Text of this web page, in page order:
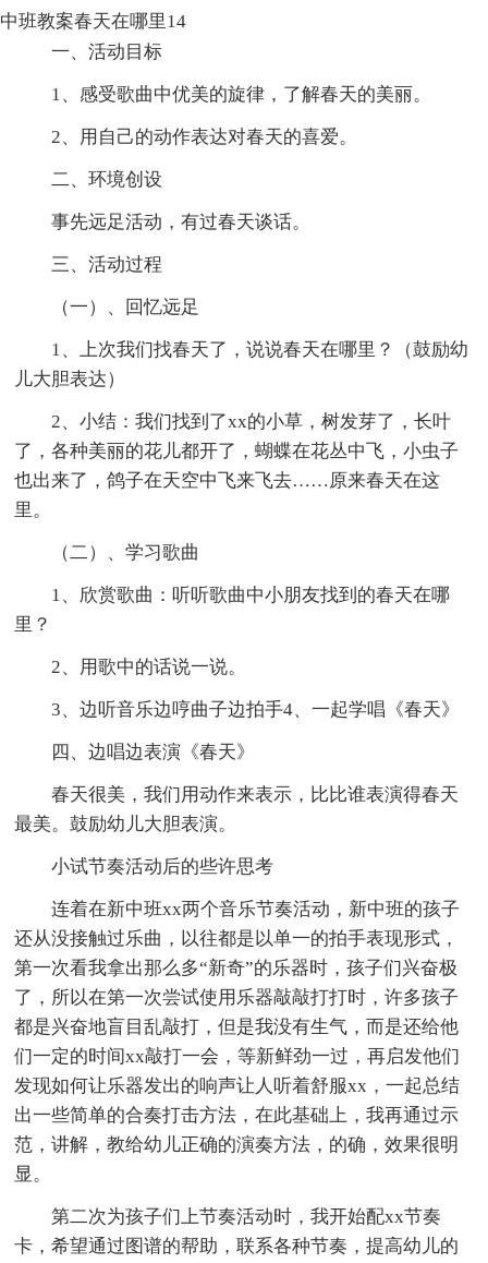
中班教案春天在哪里14
一、活动目标
1、感受歌曲中优美的旋律，了解春天的美丽。
2、用自己的动作表达对春天的喜爱。
二、环境创设
事先远足活动，有过春天谈话。
三、活动过程
（一）、回忆远足
1、上次我们找春天了，说说春天在哪里？（鼓励幼
儿大胆表达）
2、小结：我们找到了xx的小草，树发芽了，长叶
了，各种美丽的花儿都开了，蝴蝶在花丛中飞，小虫子
也出来了，鸽子在天空中飞来飞去……原来春天在这
里。
（二）、学习歌曲
1、欣赏歌曲：听听歌曲中小朋友找到的春天在哪
里？
2、用歌中的话说一说。
3、边听音乐边哼曲子边拍手4、一起学唱《春天》
四、边唱边表演《春天》
春天很美，我们用动作来表示，比比谁表演得春天
最美。鼓励幼儿大胆表演。
小试节奏活动后的些许思考
连着在新中班xx两个音乐节奏活动，新中班的孩子
还从没接触过乐曲，以往都是以单一的拍手表现形式，
第一次看我拿出那么多“新奇”的乐器时，孩子们兴奋极
了，所以在第一次尝试使用乐器敲敲打打时，许多孩子
都是兴奋地盲目乱敲打，但是我没有生气，而是还给他
们一定的时间xx敲打一会，等新鲜劲一过，再启发他们
发现如何让乐器发出的响声让人听着舒服xx，一起总结
出一些简单的合奏打击方法，在此基础上，我再通过示
范，讲解，教给幼儿正确的演奏方法，的确，效果很明
显。
第二次为孩子们上节奏活动时，我开始配xx节奏
卡，希望通过图谱的帮助，联系各种节奏，提高幼儿的